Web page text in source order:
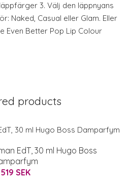
3. Välj den läppnyans
Naked, Casual eller Glam. Eller
Even Better Pop Lip Colour
products
EdT, 30 ml Hugo Boss
519 SEK